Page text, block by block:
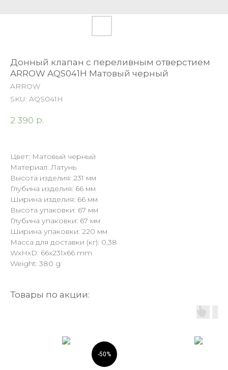
Донный клапан с переливным отверстием
ARROW AQS041H Матовый черный
ARROW
SKU: AQS041H
2 390 р.
Цвет: Матовый черный
Материал: Латунь
Высота изделия: 231 мм
Глубина изделия: 66 мм
Ширина изделия: 66 мм
Высота упаковки: 67 мм
Глубина упаковки: 67 мм
Ширина упаковки: 220 мм
Масса для доставки (кг): 0,38
WxHxD: 66x231x66 mm
Weight: 380 g
Товары по акции:
-50%